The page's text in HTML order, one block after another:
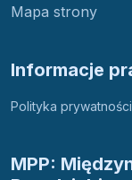
Mapa strony
Informacje
Polityka prywatności
MPP: